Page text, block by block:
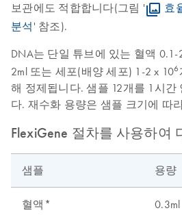
보관에도 적합합니다(그림 '
효
분석 ' 참조).
DNA는 단일 튜브에 있는 혈액
2ml 또는 세포(배양 세포) 1-2 x 106
해 정제됩니다. 샘플 12개를 1시간
다. 재수화 용량은 샘플 크기에 따
FlexiGene 절차를 사용하여
샘플 용량
혈액* 0.3ml